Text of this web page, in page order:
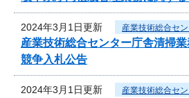
2024年3月1日更新 産業技術総合セ
産業技術総合センター庁舎清掃
競争入札公告
2024年3月1日更新 産業技術総合セ